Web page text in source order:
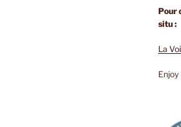
Pour
situ :
La
Enjoy